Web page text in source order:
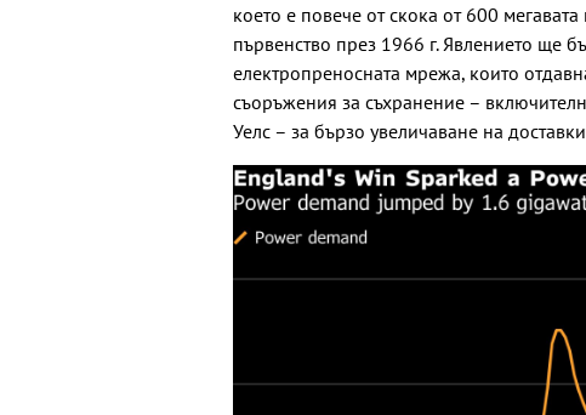
което е повече от скока от 600
първенство през 1966 г. Явлението ще
електропреносната мрежа, които
съоръжения за съхранение –
Уелс – за бързо увеличаване на